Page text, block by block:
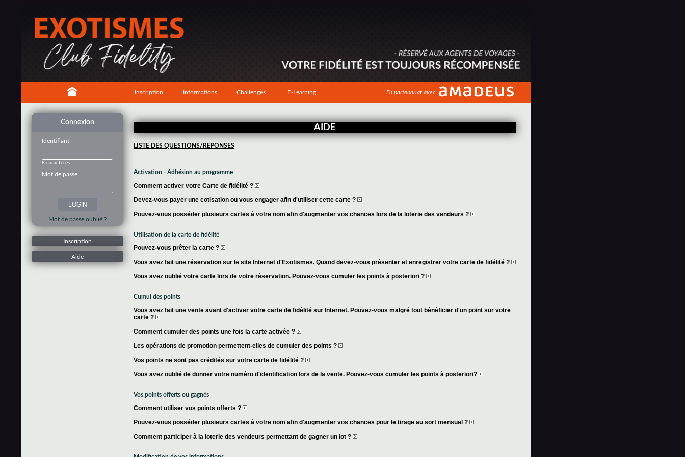
Inscription Informations Challenges E-Learning En partenariat avec
Connexion
Identifiant
8 caractères
Mot de passe
Mot de passe oublié ?
Inscription
Aide
AIDE
LISTE DES QUESTIONS/REPONSES
Activation - Adhésion au programme
Comment activer votre Carte de fidélité ?
Devez-vous payer une cotisation ou vous engager afin d'utiliser cette carte ?
Pouvez-vous posséder plusieurs cartes à votre nom afin d'augmenter vos chances lors de la loterie des vendeurs ?
Utilisation de la carte de fidélité
Pouvez-vous prêter la carte ?
Vous avez fait une réservation sur le site Internet d'Exotismes. Quand devez-vous présenter et enregistrer votre carte de fidélité ?
Vous avez oublié votre carte lors de votre réservation. Pouvez-vous cumuler les points à posteriori ?
Cumul des points
Vous avez fait une vente avant d'activer votre carte de fidélité sur Internet. Pouvez-vous malgré tout bénéficier d'un point sur votre
carte ?
Comment cumuler des points une fois la carte activée ?
Les opérations de promotion permettent-elles de cumuler des points ?
Vos points ne sont pas crédités sur votre carte de fidélité ?
Vous avez oublié de donner votre numéro d'identification lors de la vente. Pouvez-vous cumuler les points à posteriori?
Vos points offerts ou gagnés
Comment utiliser vos points offerts ?
Pouvez-vous posséder plusieurs cartes à votre nom afin d'augmenter vos chances pour le tirage au sort mensuel ?
Comment participer à la loterie des vendeurs permettant de gagner un lot ?